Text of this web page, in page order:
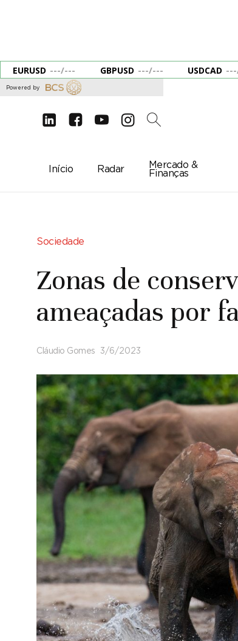
EURUSD ---/--- GBPUSD ---/--- USDCAD ---
Powered by
d e g c 2
Início Radar
Mercado &
Finanças
Sociedade
Zonas de
ameaçadas por
Cláudio Gomes 3/6/2023